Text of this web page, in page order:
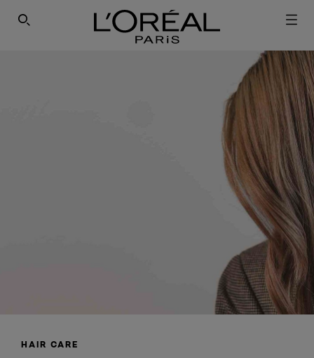
SEARCH THIS SITE
HAIR CARE